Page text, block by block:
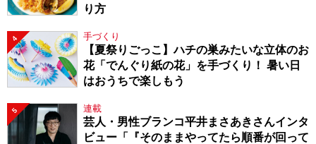
り方
4 手づくり
【夏祭りごっこ】ハチの巣みたいな立体のお
花「でんぐり紙の花」を手づくり！ 暑い日
はおうちで楽しもう
5 連載
芸人・男性ブランコ平井まさあきさんインタ
ビュー「『そのままやってたら順番が回って